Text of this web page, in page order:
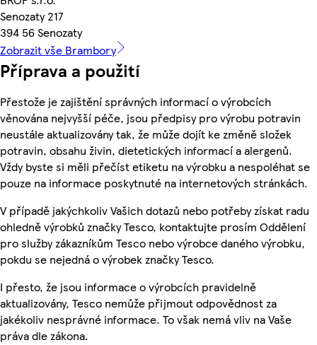
Senozaty 217
394 56 Senozaty
Zobrazit vše Brambory
Příprava a použití
Přestože je zajištění správných informací o výrobcích
věnována nejvyšší péče, jsou předpisy pro výrobu potravin
neustále aktualizovány tak, že může dojít ke změně složek
potravin, obsahu živin, dietetických informací a alergenů.
Vždy byste si měli přečíst etiketu na výrobku a nespoléhat se
pouze na informace poskytnuté na internetových stránkách.
V případě jakýchkoliv Vašich dotazů nebo potřeby získat radu
ohledně výrobků značky Tesco, kontaktujte prosím Oddělení
pro služby zákazníkům Tesco nebo výrobce daného výrobku,
pokdu se nejedná o výrobek značky Tesco.
I přesto, že jsou informace o výrobcích pravidelně
aktualizovány, Tesco nemůže přijmout odpovědnost za
jakékoliv nesprávné informace. To však nemá vliv na Vaše
práva dle zákona.